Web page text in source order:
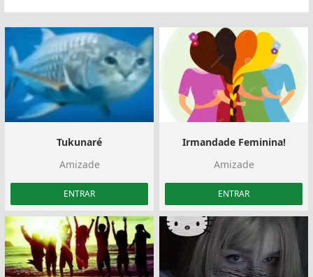
Tukunaré
Amizade
ENTRAR
Irmandade Feminina!
Amizade
ENTRAR